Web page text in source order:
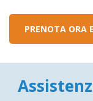
PRENOTA ORA